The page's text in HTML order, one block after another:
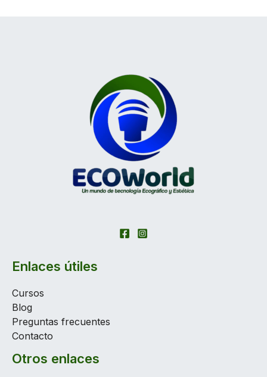
Enlaces útiles
Cursos
Blog
Preguntas frecuentes
Contacto
Otros enlaces